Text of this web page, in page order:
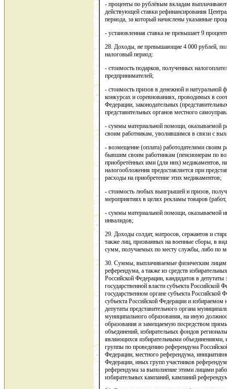
- проценты по рублёвым вкладам
действующей ставки рефинансирования
периода, за который начислены указанные
- установленная ставка не превышает 9
28. Доходы, не превышающие 4 000 рублей,
налоговый период:
- стоимость подарков, полученных
предпринимателей;
- стоимость призов в денежной и
конкурсах и соревнованиях, проводимых в
Федерации, законодательных
представительных органов местного
- суммы материальной помощи, оказываемой
своим работникам, уволившимся в связи с
- возмещение (оплата) работодателями своим
бывшим своим работникам (пенсионерам по
приобретённых ими (для них) медикаментов,
налогообложения предоставляется при
расходы на приобретение этих медикаментов;
- стоимость любых выигрышей и призов,
мероприятиях в целях рекламы товаров
- суммы материальной помощи, оказываемой
инвалидов;
29. Доходы солдат, матросов, сержантов и
также лиц, призванных на военные сборы, в
сумм, получаемых по месту службы, либо по
30. Суммы, выплачиваемые физическим
референдума, а также из средств
Российской Федерации, кандидатов в депутаты
государственной власти субъекта Российской
государственном органе субъекта Российской
субъекта Российской Федерации и избираемом
депутаты представительного органа
муниципального образования, на иную
образования и замещаемую посредством
объединений, избирательных фондов
являющихся избирательными объединениями,
группы по проведению референдума
Федерации, местного референдума,
Федерации, иных групп участников
референдума за выполнение этими лицами
избирательных кампаний, кампаний